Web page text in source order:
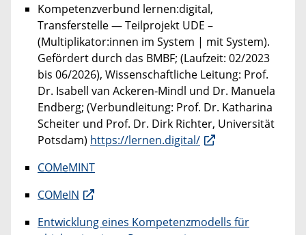
Kompetenzverbund lernen:digital,
Transferstelle — Teilprojekt UDE –
(Multiplikator:innen im System | mit System).
Gefördert durch das BMBF; (Laufzeit: 02/2023
bis 06/2026), Wissenschaftliche Leitung: Prof.
Dr. Isabell van Ackeren-Mindl und Dr. Manuela
Endberg; (Verbundleitung: Prof. Dr. Katharina
Scheiter und Prof. Dr. Dirk Richter, Universität
Potsdam) https://lernen.digital/
COMeMINT
COMeIN
Entwicklung eines Kompetenzmodells für